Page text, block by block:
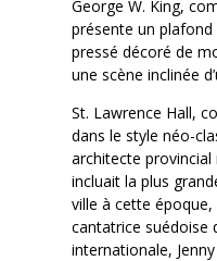
George W. King,
présente un plafond
pressé décoré de
une scène inclinée
St. Lawrence Hall,
dans le style néo-
architecte
incluait la plus
ville à cette
cantatrice suédoise
internationale,